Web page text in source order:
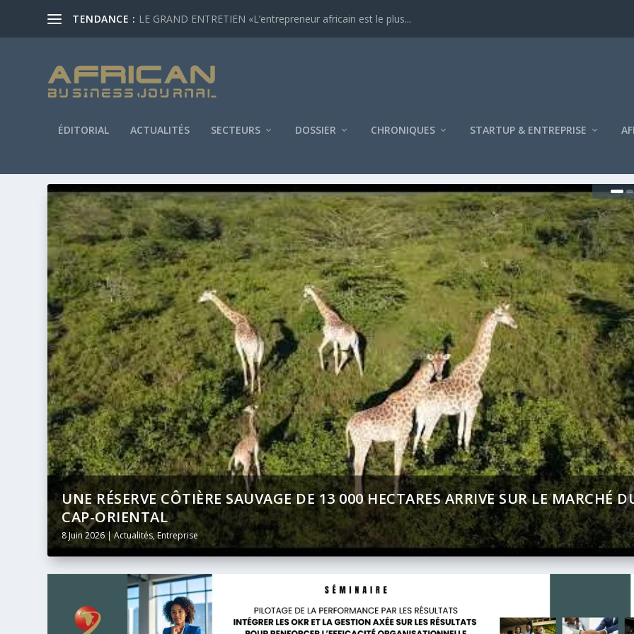
TENDANCE : LE GRAND ENTRETIEN «L’entrepreneur africain est le plus...
ÉDITORIAL ACTUALITÉS SECTEURS DOSSIER CHRONIQUES STARTUP & ENTREPRISE
BANQUE AFRICAINE DE DÉVELOPPEMENT (BAD) – ASSEMBLÉE ANNUELLES 2026
DIFFUSION INTÉGRALE ET EN DIRECT SUR AFRICA 24
24 Mai 2026|Actualités,Entreprise